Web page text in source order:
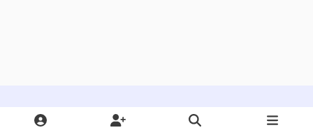
Light ModeDark ModeSystem Preference